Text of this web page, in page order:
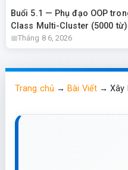
Buổi 5.1 — Phụ đạo OOP
Class Multi-Cluster (5000 từ)
Tháng 8 6, 2026
Trang chủ →Bài Viết→Xây